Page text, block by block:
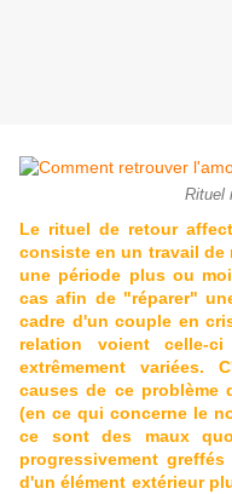
Rituel
Le rituel de retour
consiste en un travail de
une période plus ou
cas afin de "réparer"
cadre d'un couple en
relation voient celle-
extrêmement variées.
causes de ce problème
(en ce qui concerne le
ce sont des maux
progressivement
d'un élément extérieur